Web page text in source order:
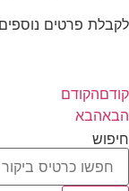
לקבלת פרטים נוספים
קודםהקודם
הבאהבא
חיפוש